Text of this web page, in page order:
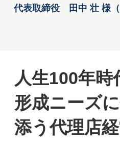
代表取締役　田中 壮 様（
人生100年
形成ニーズ
添う代理店